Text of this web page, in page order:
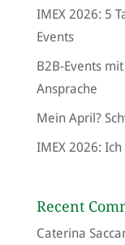
IMEX 2026: 5
Events
B2B-Events
Ansprache
Mein April?
IMEX 2026:
Recent
Caterina